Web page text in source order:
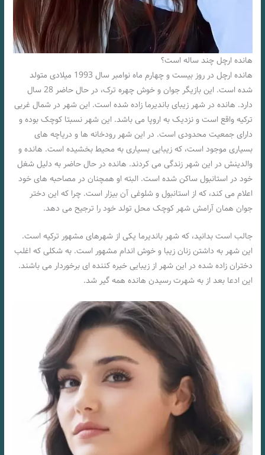
هانده ارچل چند ساله است؟
هانده ارچل در روز بیست و چهارم ماه نوامبر سال 1993 میلادی متولد
شده است. این بازیگر جوان و خوش چهره ترک، در حال حاضر 28 سال
دارد. هانده در شهر زیبای باندیرما زاده شده است. این شهر در شمال غربی
ترکیه واقع است و نزدیک به اروپا می باشد. این شهر نسبتا کوچک بوده و
دارای جمعیت محدودی است. در این شهر رودخانه ها و دریاچه های
بسیاری موجود است، که زیبایی بسیاری به محیط بخشیده است. هانده و
والدینش در این شهر زندگی می کردند. هانده در حال حاضر به دلیل شغل
خود در استانبول ساکن شده است. البته او همچنان در مصاحبه های خود
اعلام می کند، که از استانبول و شلوغی آن بیزار است. چرا که این دختر
جوان همان آرامش شهر کوچک محل تولد خود را ترجیح می دهد.
جالب است بدانید، که شهر باندیرما یکی از شهرهای مشهور ترکیه است.
این شهر به داشتن زنان زیبا و خوش اندام مشهور است. به شکلی که اغلب
دختران زاده شده در این شهر از زیبایی خیره کننده ای برخوردار می باشند.
این ادعا بعد از به شهرت رسیدن هانده همه گیر شد.